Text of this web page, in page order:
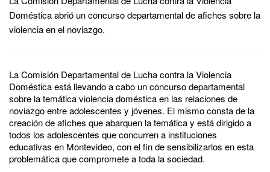
Doméstica abrió un concurso departamental de afiches sobre la
violencia en el noviazgo.
La Comisión Departamental de Lucha contra la Violencia
Doméstica está llevando a cabo un concurso departamental
sobre la temática violencia doméstica en las relaciones de
noviazgo entre adolescentes y jóvenes. El mismo consta de la
creación de afiches que abarquen la temática y está dirigido a
todos los adolescentes que concurren a instituciones
educativas en Montevideo, con el fin de sensibilizarlos en esta
problemática que compromete a toda la sociedad.